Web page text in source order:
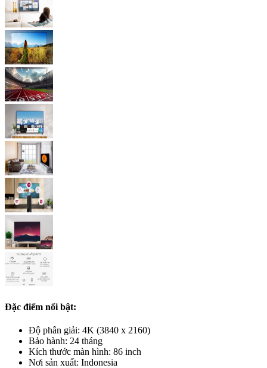
Đặc điểm nổi bật:
Độ phân giải: 4K (3840 x 2160)
Bảo hành: 24 tháng
Kích thước màn hình: 86 inch
Nơi sản xuất: Indonesia